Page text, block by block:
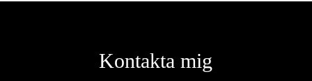
Kontakta mig